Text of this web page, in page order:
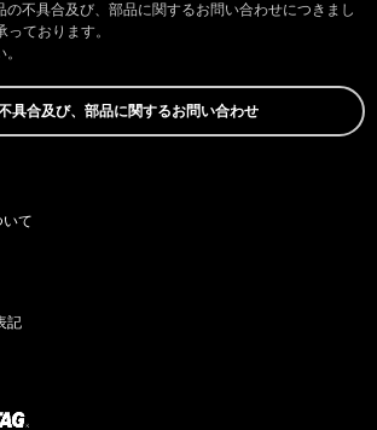
の不具合及び、部品に関するお問い合わせにつきまし
ております。
具合及び、部品に関するお問い合わせ
て
記